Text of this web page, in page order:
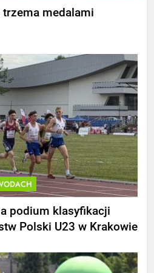
trzema medalami
podium klasyfikacji
Polski U23 w Krakowie